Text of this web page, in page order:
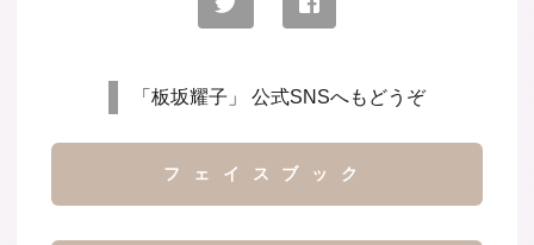
「板坂耀子」 公式SNSへもどうぞ
フェイスブック